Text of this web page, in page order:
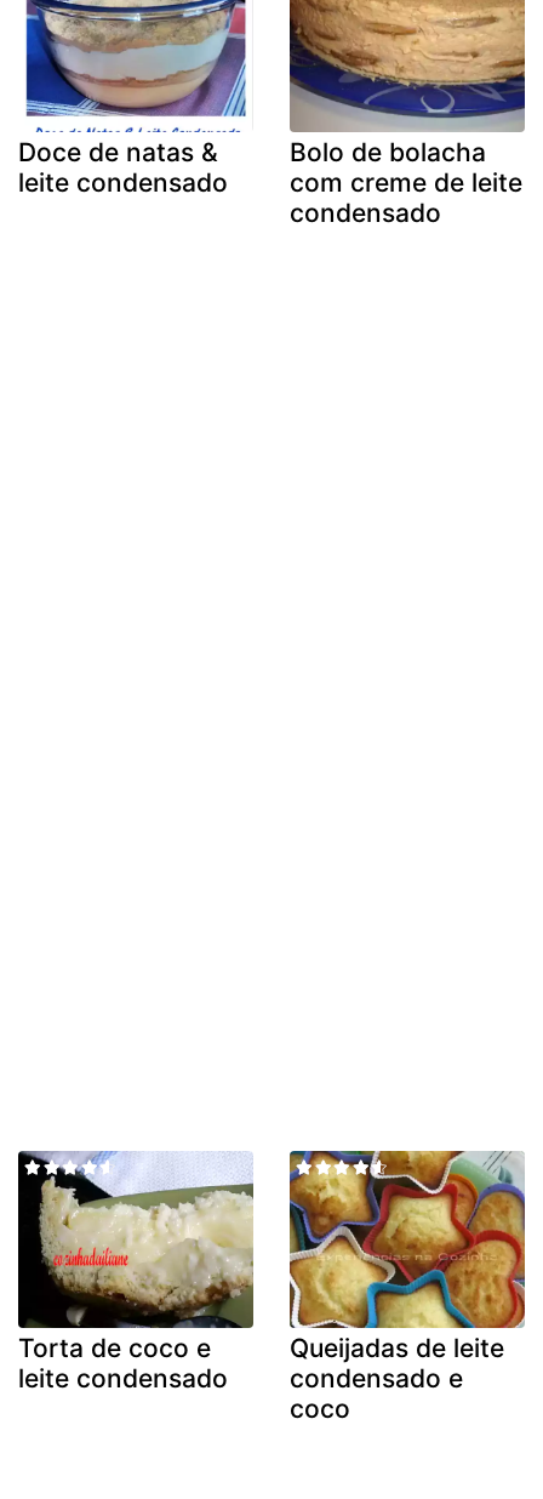
Doce de natas &
leite condensado
Bolo de bolacha
com creme de leite
condensado
Torta de coco e
leite condensado
Queijadas de leite
condensado e
coco